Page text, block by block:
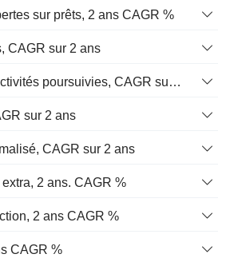
sur prêts, 2 ans CAGR %
CAGR sur 2 ans
Bénéfices des activités poursuivies, CAGR sur 2 ans
sur 2 ans
CAGR sur 2 ans
2 ans. CAGR %
2 ans CAGR %
CAGR %